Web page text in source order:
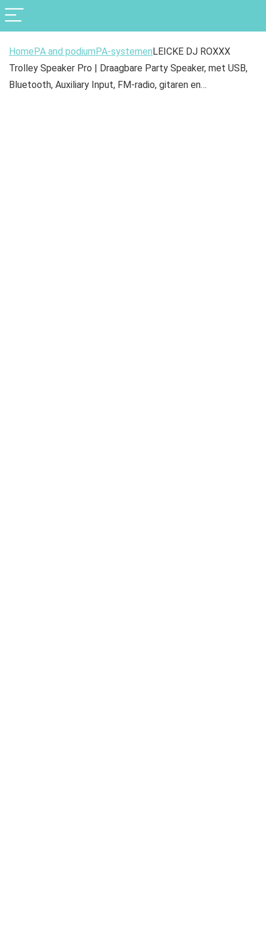
HomePA and podiumPA-systemenLEICKE DJ ROXXX
Trolley Speaker Pro | Draagbare Party Speaker, met USB,
Bluetooth, Auxiliary Input, FM-radio, gitaren en…